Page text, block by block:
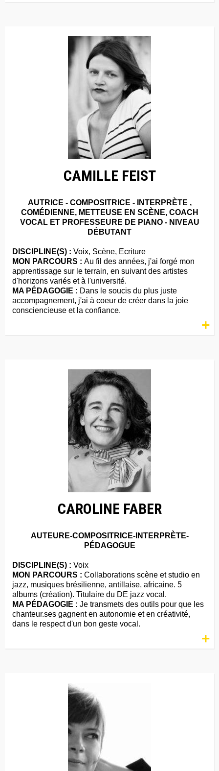
CAMILLE FEIST
AUTRICE - COMPOSITRICE - INTERPRÈTE ,
COMÉDIENNE, METTEUSE EN SCÈNE, COACH
VOCAL ET PROFESSEURE DE PIANO - NIVEAU
DÉBUTANT
DISCIPLINE(S) : Voix, Scène, Ecriture
MON PARCOURS : Au fil des années, j'ai forgé mon
apprentissage sur le terrain, en suivant des artistes
d'horizons variés et à l'université.
MA PÉDAGOGIE : Dans le soucis du plus juste
accompagnement, j'ai à coeur de créer dans la joie
consciencieuse et la confiance.
+
CAROLINE FABER
AUTEURE-COMPOSITRICE-INTERPRÈTE-
PÉDAGOGUE
DISCIPLINE(S) : Voix
MON PARCOURS : Collaborations scène et studio en
jazz, musiques brésilienne, antillaise, africaine. 5
albums (création). Titulaire du DE jazz vocal.
MA PÉDAGOGIE : Je transmets des outils pour que les
chanteur.ses gagnent en autonomie et en créativité,
dans le respect d'un bon geste vocal.
+